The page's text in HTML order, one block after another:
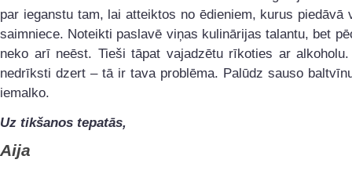
par ieganstu tam, lai atteiktos no ēdieniem, kurus piedāvā
saimniece. Noteikti paslavē viņas kulinārijas talantu, bet
neko arī neēst. Tieši tāpat vajadzētu rīkoties ar
nedrīksti dzert – tā ir tava problēma. Palūdz sauso
iemalko.
Uz tikšanos tepatās,
Aija